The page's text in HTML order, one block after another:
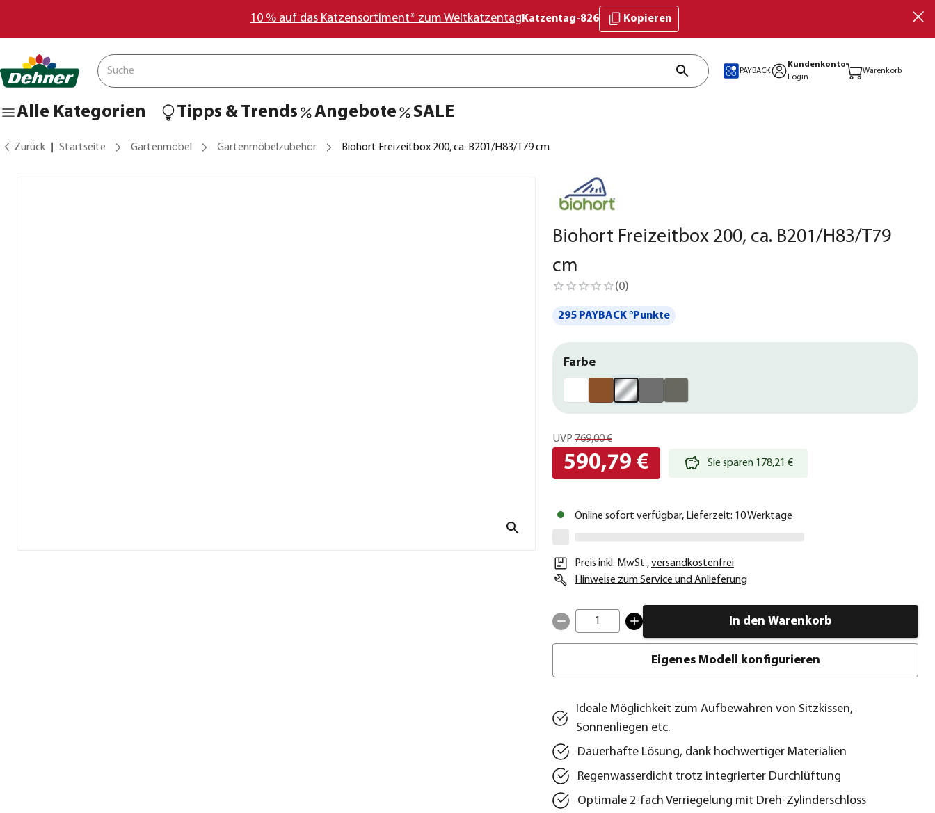
10 % auf das Katzensortiment* zum Weltkatzentag Katzentag-826 Kopieren
PAYBACK
Kundenkonto
Login
Warenkorb
Alle Kategorien Tipps & Trends Angebote SALE
Zurück Startseite Gartenmöbel Gartenmöbelzubehör Biohort Freizeitbox 200, ca. B201/H83/T79 cm
Biohort Freizeitbox 200, ca. B201/H83/T79
cm
(0)
295 PAYBACK °Punkte
Farbe
UVP 769,00 €
590,79 € Sie sparen 178,21 €
Online sofort verfügbar, Lieferzeit: 10 Werktage
Preis inkl. MwSt.,versandkostenfrei
Hinweise zum Service und Anlieferung
1 In den Warenkorb
Eigenes Modell konfigurieren
Ideale Möglichkeit zum Aufbewahren von Sitzkissen,
Sonnenliegen etc.
Dauerhafte Lösung, dank hochwertiger Materialien
Regenwasserdicht trotz integrierter Durchlüftung
Optimale 2-fach Verriegelung mit Dreh-Zylinderschloss